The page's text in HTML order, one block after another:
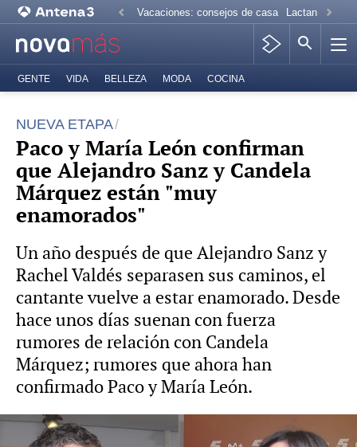
Vacaciones: consejos de casa Lactancia
GENTE VIDA BELLEZA MODA COCINA
NUEVA ETAPA
Paco y María León confirman
que Alejandro Sanz y Candela
Márquez están "muy
enamorados"
Un año después de que Alejandro Sanz y
Rachel Valdés separasen sus caminos, el
cantante vuelve a estar enamorado. Desde
hace unos días suenan con fuerza
rumores de relación con Candela
Márquez; rumores que ahora han
confirmado Paco y María León.
Foto: Europa Press / Vídeo: Europa Press